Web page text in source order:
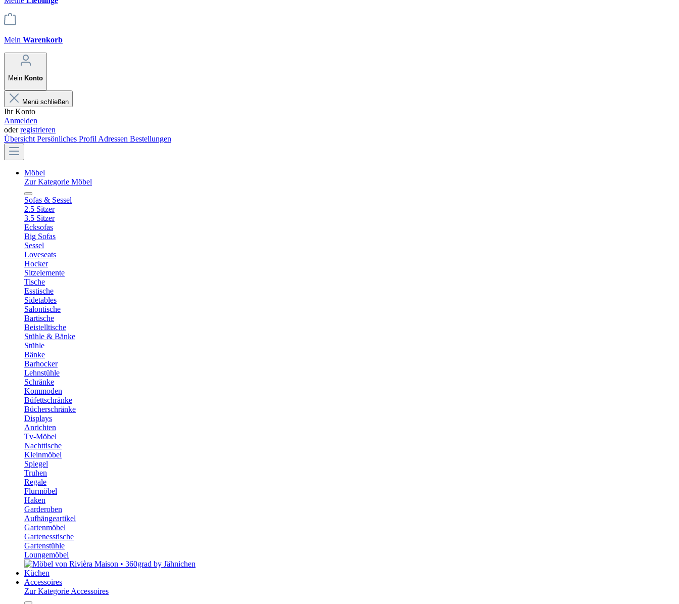
Mein Warenkorb
Mein Konto
Menü schließen
Ihr Konto
Anmelden
oderregistrieren
Übersicht Persönliches Profil Adressen Bestellungen
Möbel
Zur Kategorie Möbel
Sofas & Sessel
2.5 Sitzer
3.5 Sitzer
Ecksofas
Big Sofas
Sessel
Loveseats
Hocker
Sitzelemente
Tische
Esstische
Sidetables
Salontische
Bartische
Beistelltische
Stühle & Bänke
Stühle
Bänke
Barhocker
Lehnstühle
Schränke
Kommoden
Büfettschränke
Bücherschränke
Displays
Anrichten
Tv-Möbel
Nachttische
Kleinmöbel
Spiegel
Truhen
Regale
Flurmöbel
Haken
Garderoben
Aufhängeartikel
Gartenmöbel
Gartenesstische
Gartenstühle
Loungemöbel
Küchen
Accessoires
Zur Kategorie Accessoires